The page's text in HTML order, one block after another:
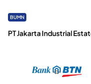
BUMN
PT Jakarta Industrial